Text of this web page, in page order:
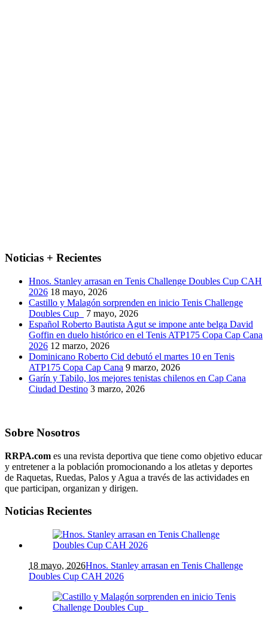
Noticias + Recientes
Hnos. Stanley arrasan en Tenis Challenge Doubles Cup CAH
2026 18 mayo, 2026
Castillo y Malagón sorprenden en inicio Tenis Challenge
Doubles Cup
7 mayo, 2026
Español Roberto Bautista Agut se impone ante belga David
Goffin en duelo histórico en el Tenis ATP175 Copa Cap Cana
2026 12 marzo, 2026
Dominicano Roberto Cid debutó el martes 10 en Tenis
ATP175 Copa Cap Cana 9 marzo, 2026
Garín y Tabilo, los mejores tenistas chilenos en Cap Cana
Ciudad Destino 3 marzo, 2026
Sobre Nosotros
RRPA.com es una revista deportiva que tiene como objetivo educar
y entretener a la población promocionando a los atletas y deportes
de Raquetas, Ruedas, Palos y Agua a través de las actividades en
que participan, organizan y dirigen.
Noticias Recientes
18 mayo, 2026Hnos. Stanley arrasan en Tenis Challenge
Doubles Cup CAH 2026